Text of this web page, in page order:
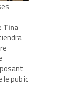
Tina
le public